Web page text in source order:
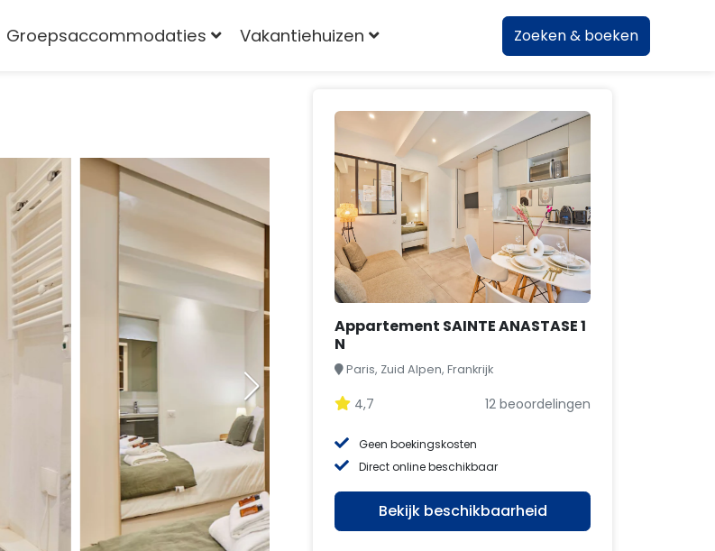
Appartement SAINTE ANASTASE 1
N
Paris, Zuid Alpen, Frankrijk
4,7 12 beoordelingen
Geen boekingskosten
Direct online beschikbaar
Bekijk beschikbaarheid
Groepsaccommodaties Vakantiehuizen Zoeken & boeken